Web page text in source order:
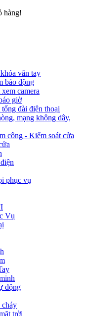
hàng!
vân tay
báo động
camera
giờ
đài điện thoại
mạng không dây,
công - Kiểm soát cửa
phục vụ
Vụ
động
cháy
trời